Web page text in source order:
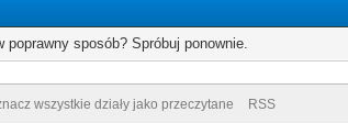
sposób? Spróbuj ponownie.
wszystkie działy jako przeczytane RSS